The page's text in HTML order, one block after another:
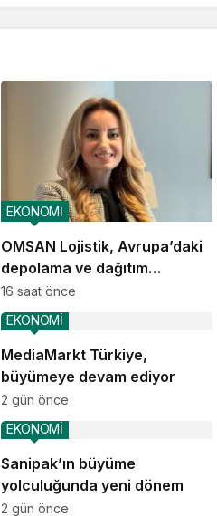
OMSAN Lojistik, Avrupa’daki
depolama ve dağıtım
operasyonlarına başladı
EKONOMİ
16 saat önce
MediaMarkt Türkiye,
büyümeye devam ediyor
EKONOMİ
2 gün önce
Sanipak’ın büyüme
yolculuğunda yeni dönem
EKONOMİ
2 gün önce